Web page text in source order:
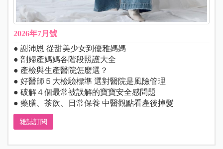
2026年7月號
● 謝沛恩 從甜美少女到優雅媽媽
● 剖婦產媽媽各階段照護大全
● 產檢與生產醫院怎麼選？
● 好醫師５大檢驗標準 選對醫院是風險管理
● 破解４個最常被誤解的寶寶安全感問題
● 藥膳、茶飲、日常保養 中醫觀點看產後掉髮
雜誌訂閱